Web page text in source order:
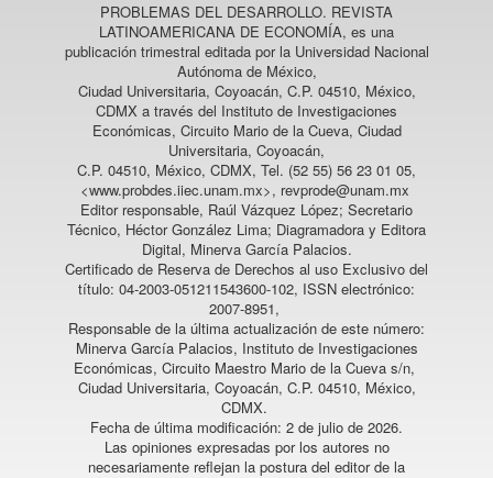
PROBLEMAS DEL DESARROLLO. REVISTA
LATINOAMERICANA DE ECONOMÍA, es una
publicación trimestral editada por la Universidad Nacional
Autónoma de México,
Ciudad Universitaria, Coyoacán, C.P. 04510, México,
CDMX a través del Instituto de Investigaciones
Económicas, Circuito Mario de la Cueva, Ciudad
Universitaria, Coyoacán,
C.P. 04510, México, CDMX, Tel. (52 55) 56 23 01 05,
<www.probdes.iiec.unam.mx>, revprode@unam.mx
Editor responsable, Raúl Vázquez López; Secretario
Técnico, Héctor González Lima; Diagramadora y Editora
Digital, Minerva García Palacios.
Certificado de Reserva de Derechos al uso Exclusivo del
título: 04-2003-051211543600-102, ISSN electrónico:
2007-8951,
Responsable de la última actualización de este número:
Minerva García Palacios, Instituto de Investigaciones
Económicas, Circuito Maestro Mario de la Cueva s/n,
Ciudad Universitaria, Coyoacán, C.P. 04510, México,
CDMX.
Fecha de última modificación: 2 de julio de 2026.
Las opiniones expresadas por los autores no
necesariamente reflejan la postura del editor de la